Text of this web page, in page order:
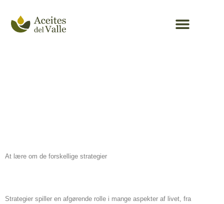
At lære om de forskellige strategier
Strategier spiller en afgørende rolle i mange aspekter af livet, fra